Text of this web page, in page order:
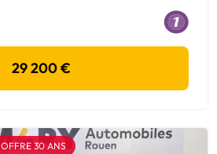
29 200 €
OFFRE 30 ANS